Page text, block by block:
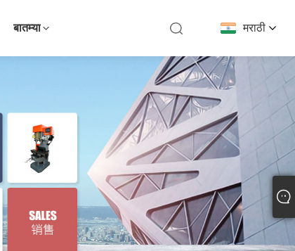
मराठी
बातम्या